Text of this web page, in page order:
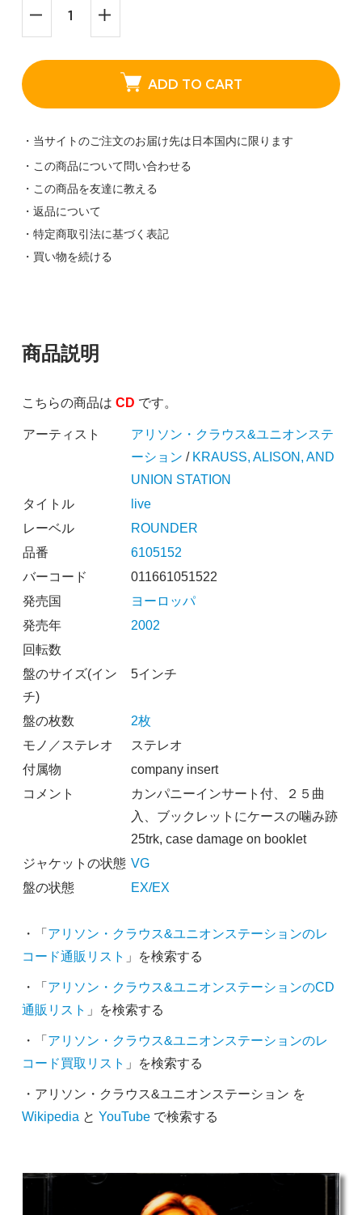
ADD TO CART
・当サイトのご注文のお届け先は日本国内に限ります
・この商品について問い合わせる
・この商品を友達に教える
・返品について
・特定商取引法に基づく表記
・買い物を続ける
商品説明
こちらの商品は CD です。
アーティスト
アリソン・クラウス&ユニオンステ
ーション / KRAUSS, ALISON, AND
UNION STATION
タイトル
live
レーベル
ROUNDER
品番
6105152
バーコード
011661051522
発売国
ヨーロッパ
発売年
2002
回転数
盤のサイズ(イン
チ)
5インチ
盤の枚数
2枚
モノ／ステレオ
ステレオ
付属物
company insert
コメント
カンパニーインサート付、２５曲
入、ブックレットにケースの噛み跡
25trk, case damage on booklet
ジャケットの状態 VG
盤の状態
EX/EX
・「 アリソン・クラウス&ユニオンステーションのレ
コード通販リスト 」を検索する
・「 アリソン・クラウス&ユニオンステーションのCD
通販リスト 」を検索する
・「 アリソン・クラウス&ユニオンステーションのレ
コード買取リスト 」を検索する
・アリソン・クラウス&ユニオンステーション を
Wikipedia と YouTubeで検索する